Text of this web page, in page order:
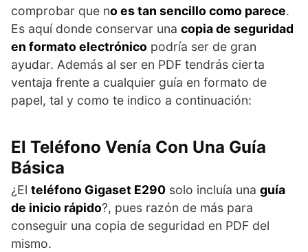
comprobar que no es tan sencillo como parece.
Es aquí donde conservar una copia de seguridad
en formato electrónico podría ser de gran
ayudar. Además al ser en PDF tendrás cierta
ventaja frente a cualquier guía en formato de
papel, tal y como te indico a continuación:
El Teléfono Venía Con Una Guía
Básica
¿El teléfono Gigaset E290 solo incluía una guía
de inicio rápido?, pues razón de más para
conseguir una copia de seguridad en PDF del
mismo.